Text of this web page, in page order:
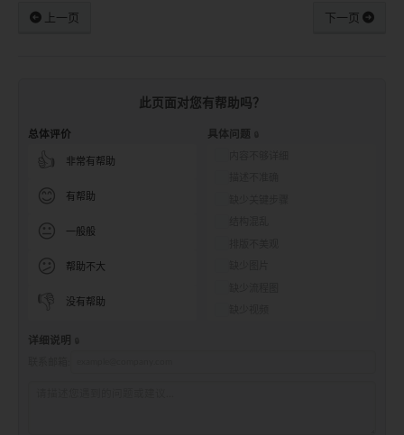
下一页
上一页
此页面对您有帮助吗？
总体评价
👍 非常有帮助
😊 有帮助
😐 一般般
😕 帮助不大
👎 没有帮助
具体问题
详细说明